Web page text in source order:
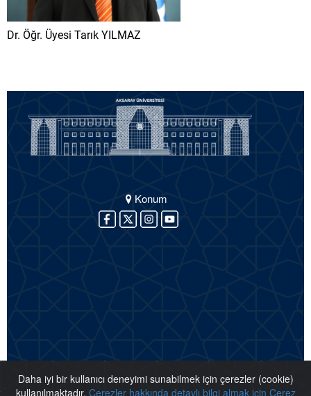
Dr. Öğr. Üyesi Tarık YILMAZ
Konum
Daha iyi bir kullanıcı deneyimi sunabilmek için çerezler (cookie)
kullanılmaktadır. Çerezler hakkında detaylı bilgi almak için Çerez